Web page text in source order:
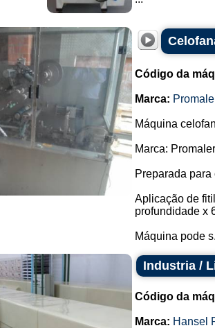
Código da
Marca:
Máquina
Marca:
Preparada
Aplicação de
profundidade x
Máquina pode
Industria /
Código da
Marca: Hansel